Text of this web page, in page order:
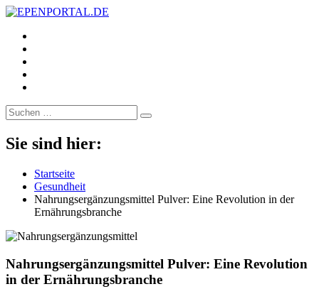
EPENPORTAL.DE
Epische News aus Politik, Finanzen & Gesellschaft
Suche
nach:
Sie sind hier:
Startseite
Gesundheit
Nahrungsergänzungsmittel Pulver: Eine Revolution in der
Ernährungsbranche
Nahrungsergänzungsmittel Pulver: Eine Revolution
in der Ernährungsbranche